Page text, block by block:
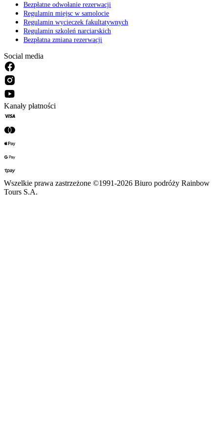
Bezpłatne odwołanie rezerwacji
Regulamin miejsc w samolocie
Regulamin wycieczek fakultatywnych
Regulamin szkoleń narciarskich
Bezpłatna zmiana rezerwacji
Social media
Kanały płatności
Wszelkie prawa zastrzeżone ©1991-2026 Biuro podróży Rainbow
Tours S.A.